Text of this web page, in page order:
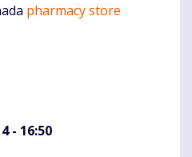
pharmacy store
- 16:50